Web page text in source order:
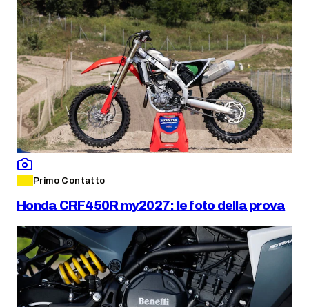
Primo Contatto
Honda CRF450R my2027: le foto della prova